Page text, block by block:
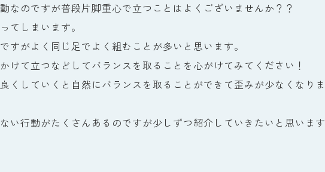
なのですが普段片脚重心で立つことはよくございませんか？？
てしまいます。
すがよく同じ足でよく組むことが多いと思います。
けて立つなどしてバランスを取ることを心がけてみてください！
くしていくと自然にバランスを取ることができて歪みが少なくなりま
い行動がたくさんあるのですが少しずつ紹介していきたいと思います